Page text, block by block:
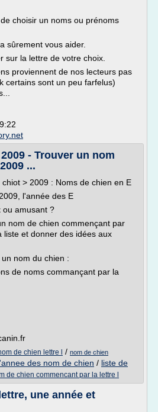
choisir un noms ou prénoms
sûrement vous aider.
sur la lettre de votre choix.
proviennent de nos lecteurs pas
certains sont un peu farfelus)
- Trouver un nom
...
> 2009 : Noms de chien en E
l'année des E
ou amusant ?
nom de chien commençant par
liste et donner des idées aux
nom du chien :
de noms commançant par la
de chien lettre l / nom de chien
des nom de chien / liste de
de chien commencant par la lettre l
une année et